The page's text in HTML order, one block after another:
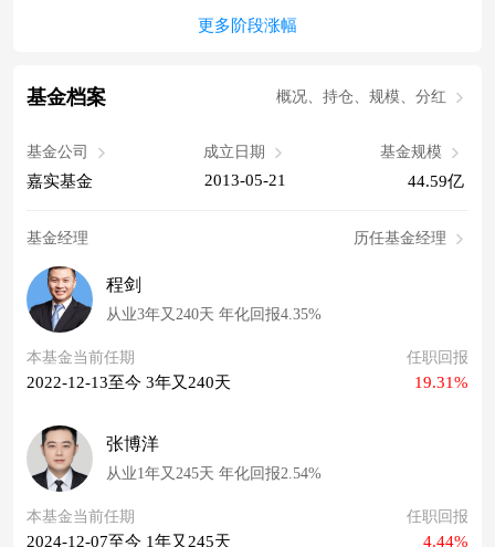
更多阶段涨幅
基金档案 概况、持仓、规模、分红
基金公司
嘉实基金
成立日期
2013-05-21
基金规模
44.59亿
基金经理 历任基金经理
程剑
从业3年又240天 年化回报4.35%
本基金当前任期
2022-12-13至今 3年又240天
任职回报
19.31%
张博洋
从业1年又245天 年化回报2.54%
本基金当前任期
2024-12-07至今 1年又245天
任职回报
4.44%